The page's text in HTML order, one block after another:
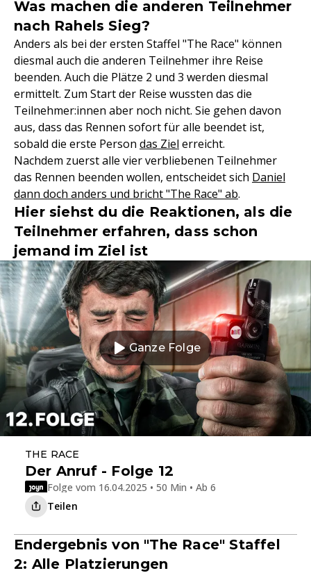
Was machen die anderen Teilnehmer
nach Rahels Sieg?
Anders als bei der ersten Staffel "The Race" können
diesmal auch die anderen Teilnehmer ihre Reise
beenden. Auch die Plätze 2 und 3 werden diesmal
ermittelt. Zum Start der Reise wussten das die
Teilnehmer:innen aber noch nicht. Sie gehen davon
aus, dass das Rennen sofort für alle beendet ist,
sobald die erste Person das Ziel erreicht.
Nachdem zuerst alle vier verbliebenen Teilnehmer
das Rennen beenden wollen, entscheidet sich Daniel
dann doch anders und bricht "The Race" ab.
Hier siehst du die Reaktionen, als die
Teilnehmer erfahren, dass schon
jemand im Ziel ist
Ganze Folge
THE RACE
Der Anruf - Folge 12
Folge vom 16.04.2025 • 50 Min • Ab 6
Teilen
Endergebnis von "The Race" Staffel
2: Alle Platzierungen